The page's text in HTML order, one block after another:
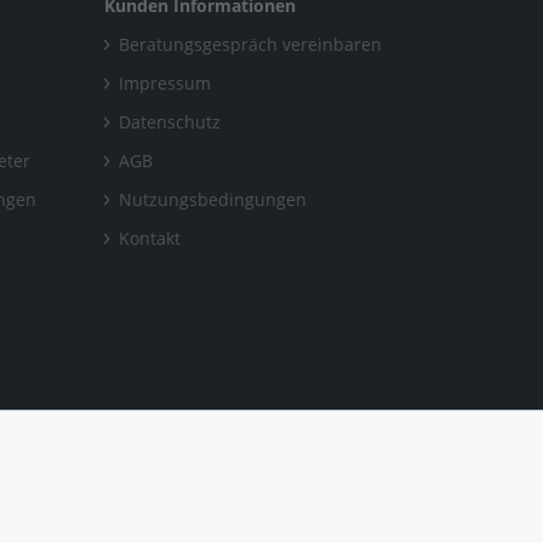
Kunden Informationen
Beratungsgespräch vereinbaren
Impressum
Datenschutz
AGB
Nutzungsbedingungen
Kontakt